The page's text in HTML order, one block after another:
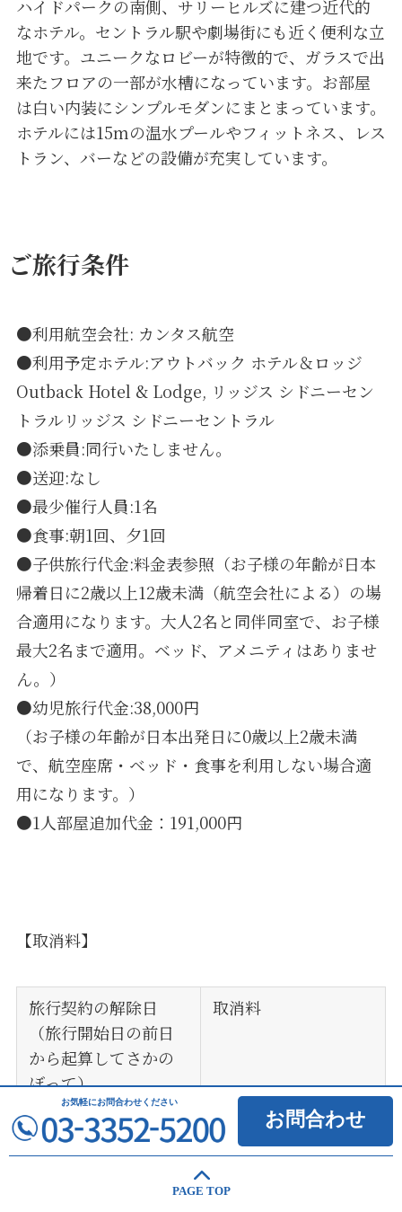
ハイドパークの南側、サリーヒルズに建つ近代的
なホテル。セントラル駅や劇場街にも近く便利な立
地です。ユニークなロビーが特徴的で、ガラスで出
来たフロアの一部が水槽になっています。お部屋
は白い内装にシンプルモダンにまとまっています。
ホテルには15mの温水プールやフィットネス、レス
トラン、バーなどの設備が充実しています。
ご旅行条件
●利用航空会社: カンタス航空
●利用予定ホテル:アウトバック ホテル＆ロッジ
Outback Hotel & Lodge, リッジス シドニーセン
トラルリッジス シドニーセントラル
●添乗員:同行いたしません。
●送迎:なし
●最少催行人員:1名
●食事:朝1回、夕1回
●子供旅行代金:料金表参照（お子様の年齢が日本
帰着日に2歳以上12歳未満（航空会社による）の場
合適用になります。大人2名と同伴同室で、お子様
最大2名まで適用。ベッド、アメニティはありませ
ん。）
●幼児旅行代金:38,000円
（お子様の年齢が日本出発日に0歳以上2歳未満
で、航空座席・ベッド・食事を利用しない場合適
用になります。）
●1人部屋追加代金：191,000円
【取消料】
旅行契約の解除日
（旅行開始日の前日
から起算してさかの
ぼって）
取消料
旅行契約締結後に解
除する場合（下記を
無料
お気軽にお問合わせください
お問合わせ
PAGE TOP